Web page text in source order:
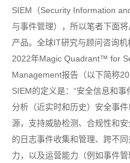
SIEM（Security Information
与事件管理），所以笔者下面
产品。全球IT研究与顾问咨询
2022年Magic Quadrant™ for
Management报告（以下简称
SIEM的定义是：“安全信息和
分析（近实时和历史）安全事
源，支持威胁检测、合规性和
的日志事件收集和管理、跨不
力，以及运营能力（例如事件